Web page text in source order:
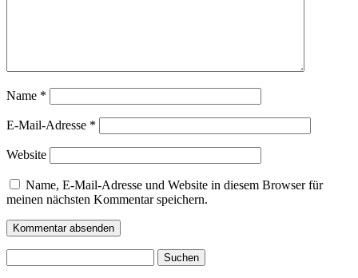
Name *
E-Mail-Adresse *
Website
Name, E-Mail-Adresse und Website in diesem Browser für
meinen nächsten Kommentar speichern.
nach: